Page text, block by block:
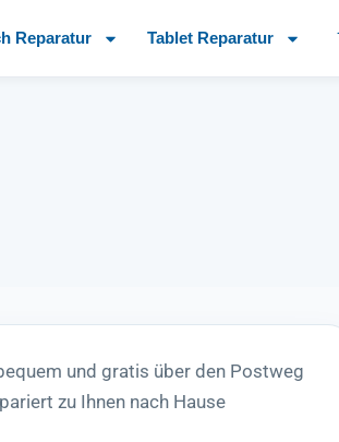
Reparatur Tablet Reparatur
und gratis über den Postweg
zu Ihnen nach Hause